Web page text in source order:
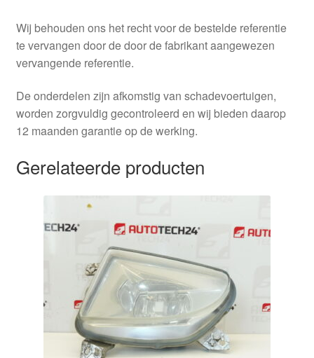
Wij behouden ons het recht voor de bestelde referentie
te vervangen door de door de fabrikant aangewezen
vervangende referentie.
De onderdelen zijn afkomstig van schadevoertuigen,
worden zorgvuldig gecontroleerd en wij bieden daarop
12 maanden garantie op de werking.
Gerelateerde producten